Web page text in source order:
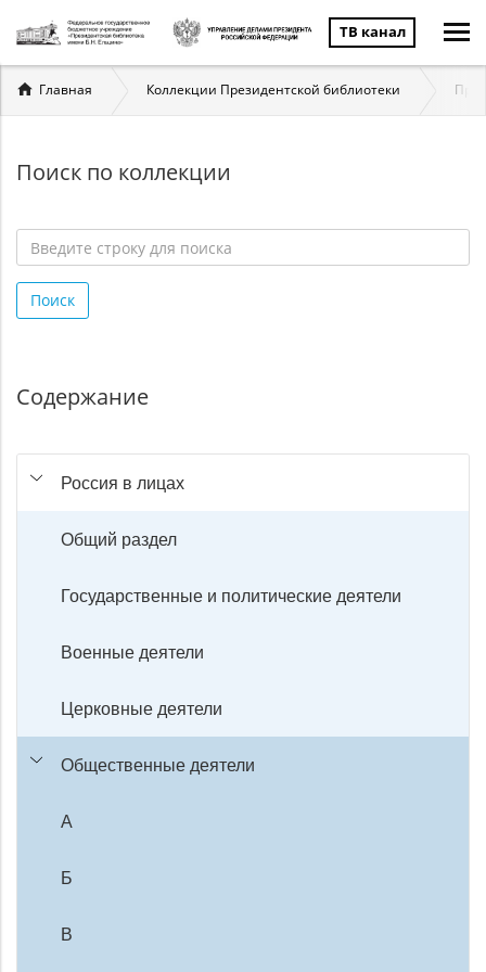
ТВ канал
Вы
здесь
Главная Коллекции Президентской библиотеки
Поиск по коллекции
строку
для
Поиск
Содержание
Россия в лицах
Общий раздел
Государственные и политические деятели
Военные деятели
Церковные деятели
Общественные деятели
А
Б
В